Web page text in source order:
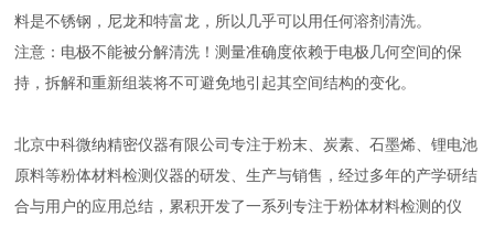
料是不锈钢，尼龙和特富龙，所以几乎可以用任何溶剂清洗。
注意：电极不能被分解清洗！测量准确度依赖于电极几何空间的保
持，拆解和重新组装将不可避免地引起其空间结构的变化。
北京中科微纳精密仪器有限公司专注于粉末、炭素、石墨烯、锂电池
原料等粉体材料检测仪器的研发、生产与销售，经过多年的产学研结
合与用户的应用总结，累积开发了一系列专注于粉体材料检测的仪